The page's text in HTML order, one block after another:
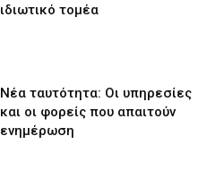
ιδιωτικό τομέα
Νέα ταυτότητα: Οι υπηρεσίες
και οι φορείς που απαιτούν
ενημέρωση